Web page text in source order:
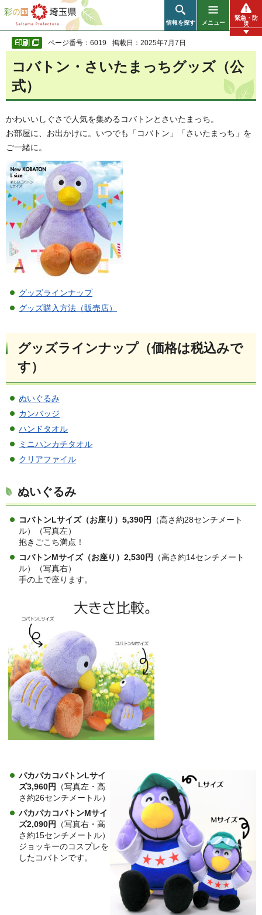
彩の国 埼玉県
情報を探す メニュー
緊急・防
災
ページ番号：6019 掲載日：2025年7月7日
コバトン・さいたまっちグッズ（公
式）
かわいいしぐさで人気を集めるコバトンとさいたまっち。
お部屋に、お出かけに。いつでも「コバトン」「さいたまっち」を
ご一緒に。
グッズラインナップ
グッズ購入方法（販売店）
グッズラインナップ（価格は税込みで
す）
ぬいぐるみ
カンバッジ
ハンドタオル
ミニハンカチタオル
クリアファイル
ぬいぐるみ
コバトンLサイズ（お座り）5,390円
（高さ約28センチメート
ル）
（写真左）
抱きごこち満点！
コバトンMサイズ（お座り）2,530円
（高さ約14センチメート
ル）（写真右）
手の上で座ります。
パカパカコバトンLサイ
ズ3,960円 （写真左・高
さ約26センチメートル）
パカパカコバトンMサイ
ズ2,090円 （写真右・高
さ約15センチメートル）
ジョッキーのコスプレを
したコバトンです。